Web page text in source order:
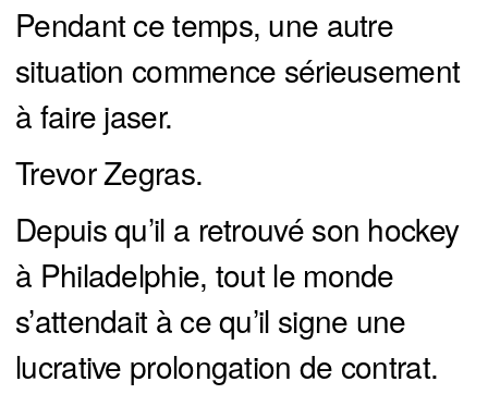
Pendant ce temps, une autre
situation commence sérieusement
à faire jaser.
Trevor Zegras.
Depuis qu’il a retrouvé son hockey
à Philadelphie, tout le monde
s’attendait à ce qu’il signe une
lucrative prolongation de contrat.